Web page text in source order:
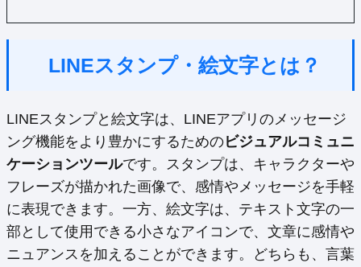
LINEスタンプ・絵文字とは？
LINEスタンプと絵文字は、LINEアプリのメッセージ
ング機能をより豊かにするためのビジュアルコミュニ
ケーションツールです。スタンプは、キャラクターや
フレーズが描かれた画像で、感情やメッセージを手軽
に表現できます。一方、絵文字は、テキスト文字の一
部として使用できる小さなアイコンで、文章に感情や
ニュアンスを加えることができます。どちらも、言葉